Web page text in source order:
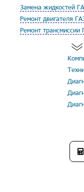
Замена жидкостей
Ремонт двигателя
Ремонт трансмиссии